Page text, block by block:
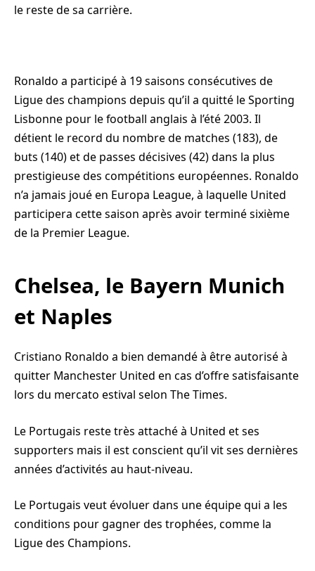
le reste de sa carrière.
Ronaldo a participé à 19 saisons consécutives de
Ligue des champions depuis qu’il a quitté le Sporting
Lisbonne pour le football anglais à l’été 2003. Il
détient le record du nombre de matches (183), de
buts (140) et de passes décisives (42) dans la plus
prestigieuse des compétitions européennes. Ronaldo
n’a jamais joué en Europa League, à laquelle United
participera cette saison après avoir terminé sixième
de la Premier League.
Chelsea, le Bayern Munich
et Naples
Cristiano Ronaldo a bien demandé à être autorisé à
quitter Manchester United en cas d’offre satisfaisante
lors du mercato estival selon The Times.
Le Portugais reste très attaché à United et ses
supporters mais il est conscient qu’il vit ses dernières
années d’activités au haut-niveau.
Le Portugais veut évoluer dans une équipe qui a les
conditions pour gagner des trophées, comme la
Ligue des Champions.